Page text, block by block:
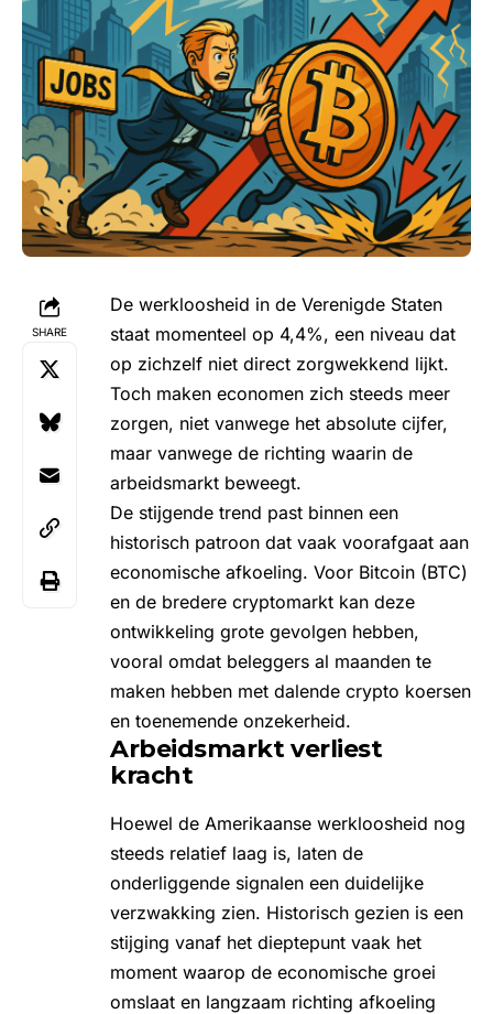
SHARE
De werkloosheid in de Verenigde Staten
staat momenteel op 4,4%, een niveau dat
op zichzelf niet direct zorgwekkend lijkt.
Toch maken economen zich steeds meer
zorgen, niet vanwege het absolute cijfer,
maar vanwege de richting waarin de
arbeidsmarkt beweegt.
De stijgende trend past binnen een
historisch patroon dat vaak voorafgaat aan
economische afkoeling. Voor Bitcoin (BTC)
en de bredere cryptomarkt kan deze
ontwikkeling grote gevolgen hebben,
vooral omdat beleggers al maanden te
maken hebben met dalende crypto koersen
en toenemende onzekerheid.
Arbeidsmarkt verliest
kracht
Hoewel de Amerikaanse werkloosheid nog
steeds relatief laag is, laten de
onderliggende signalen een duidelijke
verzwakking zien. Historisch gezien is een
stijging vanaf het dieptepunt vaak het
moment waarop de economische groei
omslaat en langzaam richting afkoeling